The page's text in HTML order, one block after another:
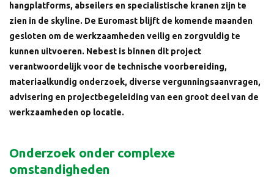
hangplatforms, abseilers en specialistische kranen zijn te
zien in de skyline. De Euromast blijft de komende maanden
gesloten om de werkzaamheden veilig en zorgvuldig te
kunnen uitvoeren. Nebest is binnen dit project
verantwoordelijk voor de technische voorbereiding,
materiaalkundig onderzoek, diverse vergunningsaanvragen,
advisering en projectbegeleiding van een groot deel van de
werkzaamheden op locatie.
Onderzoek onder complexe
omstandigheden